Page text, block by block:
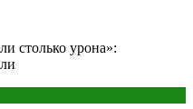
столько урона»: